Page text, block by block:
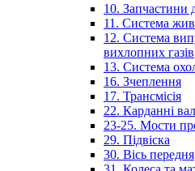
10. Запчастини
11. Система
12. Система
вихлопних газів
13. Система
16. Зчеплення
17. Трансмісія
22. Карданні
23-25. Мости
29. Підвіска
30. Вісь передня